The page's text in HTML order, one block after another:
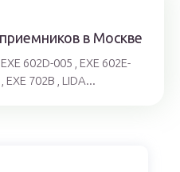
в Москве
602D-005 , EXE 602E-
EXE 702B , LIDA...